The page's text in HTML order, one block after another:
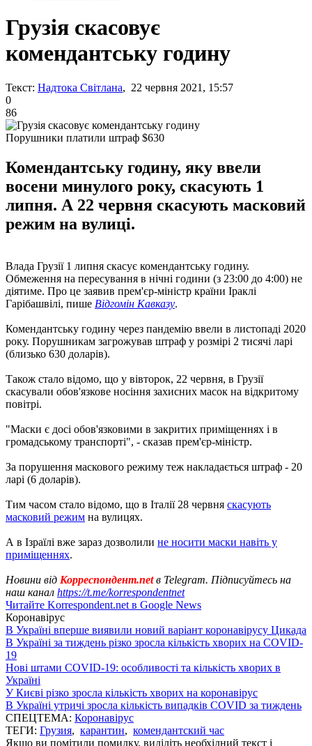
Грузія скасовує
комендантську годину
Текст: Надтока Світлана, 22 червня 2021, 15:57
0
86
Порушники платили штраф $630
Комендантську годину, яку ввели
восени минулого року, скасують 1
липня. А 22 червня скасують масковий
режим на вулиці.
Влада Грузії 1 липня скасує комендантську годину.
Обмеження на пересування в нічні години (з 23:00 до 4:00) не
діятиме. Про це заявив прем'єр-міністр країни Іраклі
Гарібашвілі, пише Відгомін Кавказу.
Комендантську годину через пандемію ввели в листопаді 2020
року. Порушникам загрожував штраф у розмірі 2 тисячі ларі
(близько 630 доларів).
Також стало відомо, що у вівторок, 22 червня, в Грузії
скасували обов'язкове носіння захисних масок на відкритому
повітрі.
"Маски є досі обов'язковими в закритих приміщеннях і в
громадському транспорті", - сказав прем'єр-міністр.
За порушення маскового режиму теж накладається штраф - 20
ларі (6 доларів).
Тим часом стало відомо, що в Італії 28 червня скасують
масковий режим на вулицях.
А в Ізраїлі вже зараз дозволили не носити маски навіть у
приміщеннях.
Новини від Корреспондент.netв Telegram. Підписуйтесь на
наш канал https://t.me/korrespondentnet
Читайте Korrespondent.net в Google News
Коронавірус
В Україні вперше виявили новий варіант коронавірусу Цикада
В Україні за тиждень різко зросла кількість хворих на COVID-
19
Нові штами COVID-19: особливості та кількість хворих в
Україні
У Києві різко зросла кількість хворих на коронавірус
В Україні утричі зросла кількість випадків COVID за тиждень
СПЕЦТЕМА: Коронавірус
ТЕГИ: Грузия, карантин, комендантский час
Якщо ви помітили помилку, виділіть необхідний текст і